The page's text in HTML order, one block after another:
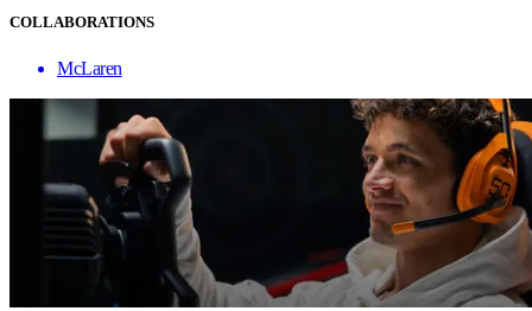
COLLABORATIONS
McLaren